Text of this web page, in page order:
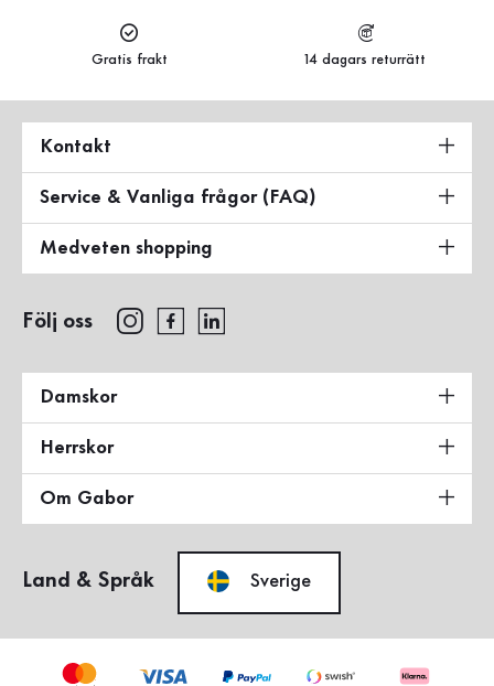
Gratis frakt 14 dagars returrätt
Kontakt
Service & Vanliga frågor (FAQ)
Medveten shopping
Följ oss
Damskor
Herrskor
Om Gabor
Land & Språk Sverige